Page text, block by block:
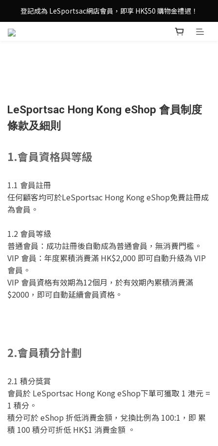
登記成為 LeSportsac網店會員，即享 HK$50 購物金禮遇！
登記成為 LeSportsac網店會員，即享 HK$50 購物金禮遇！
滿 $800尊享港澳免費送貨，購物從此更輕鬆自在！
LeSportsac Hong Kong eShop 會員制度
條款及細則
1.會員資格與等級
1.1 會員註冊
任何顧客均可於LeSportsac Hong Kong eShop免費註冊成
為會員。
1.2 會員等級
普通會員：成功註冊後自動成為普通會員，無消費門檻。
VIP 會員：年度累積消費滿 HK$2,000 即可自動升級為 VIP
會員。
VIP 會員資格有效期為12個月，於有效期內累積消費滿
$2000，即可自動延續會員資格。
2.會員積分計劃
2.1 積分獎賞
會員於 LeSportsac Hong Kong eShop下單可獲取 1 港元 =
1 積分。
積分可於 eShop 折低消費金額，兌換比例為 100:1，即 累
積 100 積分可折低 HK$1 消費金額 。